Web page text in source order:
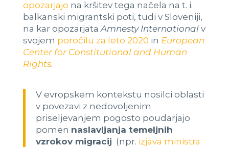
opozarjajo na kršitev tega načela na t. i.
balkanski migrantski poti, tudi v Sloveniji,
na kar opozarjata Amnesty Internationalv
svojem poročilu za leto 2020 in European
Center for Constitutional and Human
Rights.
V evropskem kontekstu nosilci oblasti
v povezavi z nedovoljenim
priseljevanjem pogosto poudarjajo
pomen naslavljanja temeljnih
vzrokov migracij (npr. izjava ministra